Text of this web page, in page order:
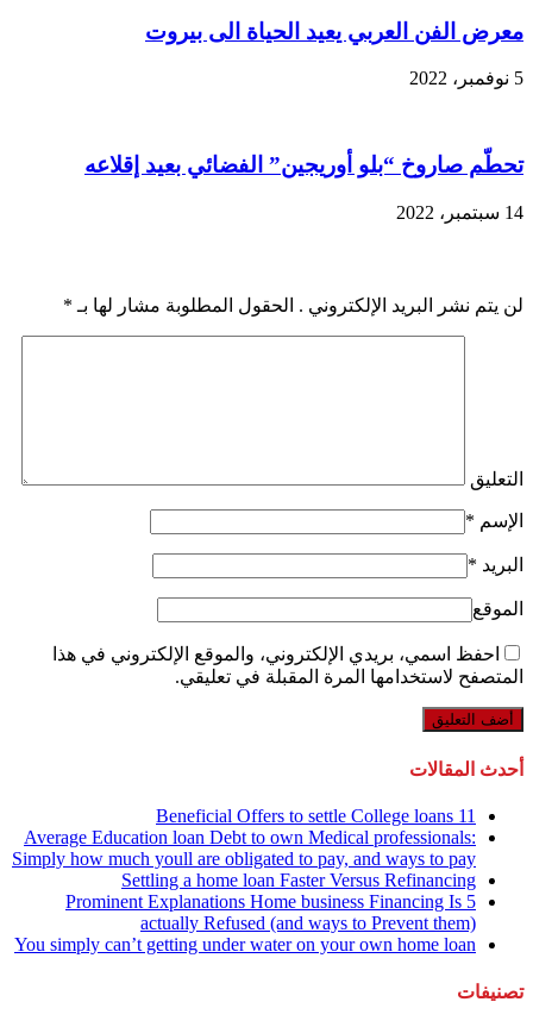
معرض الفن العربي يعيد الحياة الى بيروت
5 نوفمبر، 2022
تحطّم صاروخ “بلو أوريجين” الفضائي بعيد إقلاعه
14 سبتمبر، 2022
لن يتم نشر البريد الإلكتروني . الحقول المطلوبة مشار لها بـ *
التعليق
الإسم *
البريد *
الموقع
احفظ اسمي، بريدي الإلكتروني، والموقع الإلكتروني في هذا
المتصفح لاستخدامها المرة المقبلة في تعليقي.
أحدث المقالات
11 Beneficial Offers to settle College loans
Average Education loan Debt to own Medical professionals:
Simply how much youll are obligated to pay, and ways to pay
Settling a home loan Faster Versus Refinancing
5 Prominent Explanations Home business Financing Is
actually Refused (and ways to Prevent them)
You simply can’t getting under water on your own home loan
تصنيفات